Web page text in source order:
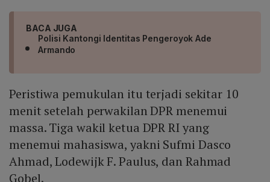
BACA JUGA
Polisi Kantongi Identitas Pengeroyok Ade
Armando
Peristiwa pemukulan itu terjadi sekitar 10
menit setelah perwakilan DPR menemui
massa. Tiga wakil ketua DPR RI yang
menemui mahasiswa, yakni Sufmi Dasco
Ahmad, Lodewijk F. Paulus, dan Rahmad
Gobel.